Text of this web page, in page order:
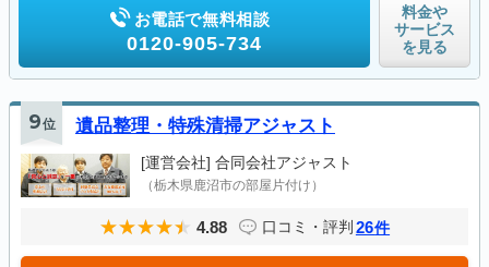
お電話で無料相談
0120-905-734
料金や
サービス
を見る
9位 遺品整理・特殊清掃アジャスト
[運営会社] 合同会社アジャスト
（栃木県鹿沼市の部屋片付け）
4.88 口コミ・評判 26件